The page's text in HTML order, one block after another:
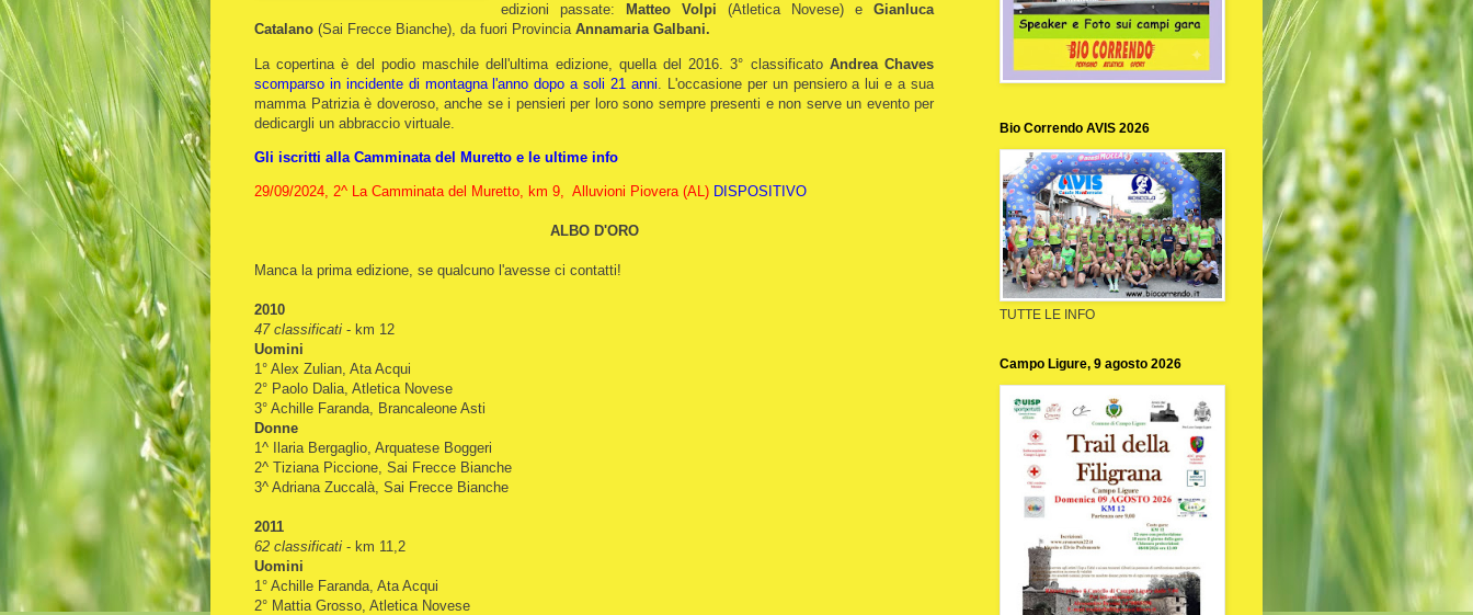
edizioni passate:
Matteo Volpi (Atletica Novese) e Gianluca
Catalano (Sai Frecce Bianche), da fuori Provincia Annamaria Galbani.
La copertina è del podio maschile dell'ultima edizione, quella del 2016. 3° classificato Andrea Chaves
scomparso in incidente di montagna l'anno dopo a soli 21 anni . L'occasione per un pensiero a lui e a sua
mamma Patrizia è doveroso, anche se i pensieri per loro sono sempre presenti e non serve un evento per
dedicargli un abbraccio virtuale.
Gli iscritti alla Camminata del Muretto e le ultime info
29/09/2024, 2^ La Camminata del Muretto, km 9, Alluvioni Piovera (AL) DISPOSITIVO
ALBO D'ORO
Manca la prima edizione, se qualcuno l'avesse ci contatti!
2010
47 classificati - km 12
Uomini
1° Alex Zulian, Ata Acqui
2° Paolo Dalia, Atletica Novese
3° Achille Faranda, Brancaleone Asti
Donne
1^ Ilaria Bergaglio, Arquatese Boggeri
2^ Tiziana Piccione, Sai Frecce Bianche
3^ Adriana Zuccalà, Sai Frecce Bianche
2011
62 classificati - km 11,2
Uomini
1° Achille Faranda, Ata Acqui
2° Mattia Grosso, Atletica Novese
Bio Correndo AVIS 2026
TUTTE LE INFO
Campo Ligure, 9 agosto 2026